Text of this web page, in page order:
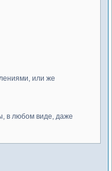
или же
в любом виде, даже